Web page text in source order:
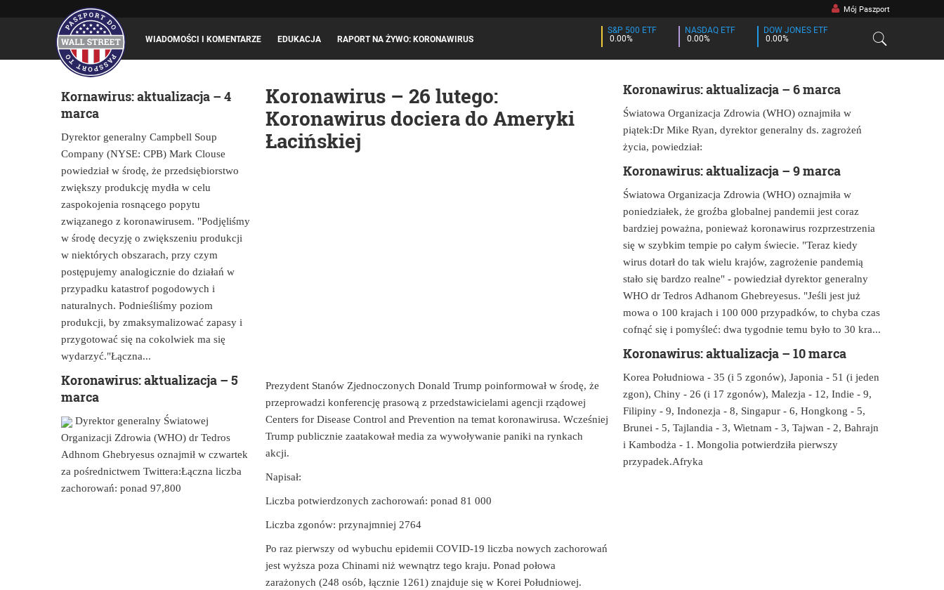
Mój Paszport
WIADOMOŚCI I KOMENTARZE EDUKACJA RAPORT NA ŻYWO: KORONAWIRUS
S&P 500 ETF
0.00%
NASDAQ ETF
0.00%
DOW JONES ETF
0.00%
Kornawirus: aktualizacja – 4
marca
Dyrektor generalny Campbell Soup
Company (NYSE: CPB) Mark Clouse
powiedział w środę, że przedsiębiorstwo
zwiększy produkcję mydła w celu
zaspokojenia rosnącego popytu
związanego z koronawirusem. "Podjęliśmy
w środę decyzję o zwiększeniu produkcji
w niektórych obszarach, przy czym
postępujemy analogicznie do działań w
przypadku katastrof pogodowych i
naturalnych. Podnieśliśmy poziom
produkcji, by zmaksymalizować zapasy i
przygotować się na cokolwiek ma się
wydarzyć."Łączna...
Koronawirus: aktualizacja – 5
marca
Dyrektor generalny Światowej
Organizacji Zdrowia (WHO) dr Tedros
Adhnom Ghebryesus oznajmił w czwartek
za pośrednictwem Twittera:Łączna liczba
zachorowań: ponad 97,800
Koronawirus – 26 lutego:
Koronawirus dociera do Ameryki
Łacińskiej
Prezydent Stanów Zjednoczonych Donald Trump poinformował w środę, że
przeprowadzi konferencję prasową z przedstawicielami agencji rządowej
Centers for Disease Control and Prevention na temat koronawirusa. Wcześniej
Trump publicznie zaatakował media za wywoływanie paniki na rynkach
akcji.
Napisał:
Liczba potwierdzonych zachorowań: ponad 81 000
Liczba zgonów: przynajmniej 2764
Po raz pierwszy od wybuchu epidemii COVID-19 liczba nowych zachorowań
jest wyższa poza Chinami niż wewnątrz tego kraju. Ponad połowa
zarażonych (248 osób, łącznie 1261) znajduje się w Korei Południowej.
Koronawirus: aktualizacja – 6 marca
Światowa Organizacja Zdrowia (WHO) oznajmiła w
piątek:Dr Mike Ryan, dyrektor generalny ds. zagrożeń
życia, powiedział:
Koronawirus: aktualizacja – 9 marca
Światowa Organizacja Zdrowia (WHO) oznajmiła w
poniedziałek, że groźba globalnej pandemii jest coraz
bardziej poważna, ponieważ koronawirus rozprzestrzenia
się w szybkim tempie po całym świecie. "Teraz kiedy
wirus dotarł do tak wielu krajów, zagrożenie pandemią
stało się bardzo realne" - powiedział dyrektor generalny
WHO dr Tedros Adhanom Ghebreyesus. "Jeśli jest już
mowa o 100 krajach i 100 000 przypadków, to chyba czas
cofnąć się i pomyśleć: dwa tygodnie temu było to 30 kra...
Koronawirus: aktualizacja – 10 marca
Korea Południowa - 35 (i 5 zgonów), Japonia - 51 (i jeden
zgon), Chiny - 26 (i 17 zgonów), Malezja - 12, Indie - 9,
Filipiny - 9, Indonezja - 8, Singapur - 6, Hongkong - 5,
Brunei - 5, Tajlandia - 3, Wietnam - 3, Tajwan - 2, Bahrajn
i Kambodża - 1. Mongolia potwierdziła pierwszy
przypadek.Afryka